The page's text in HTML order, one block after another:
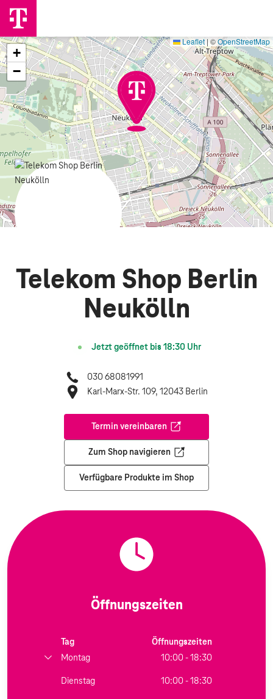
+
−
Leaflet |©OpenStreetMap
Telekom Shop Berlin
Neukölln
Jetzt geöffnet bis 18:30 Uhr
030 68081991
Karl-Marx-Str. 109, 12043 Berlin
Termin vereinbaren
Öffnet in einem neuen Tab
Zum Shop navigieren
Öffnet in einem neuen Tab
Verfügbare Produkte im Shop
Öffnungszeiten
Tag
Öffnungszeiten
Montag
10:00 - 18:30
Dienstag 10:00 - 18:30